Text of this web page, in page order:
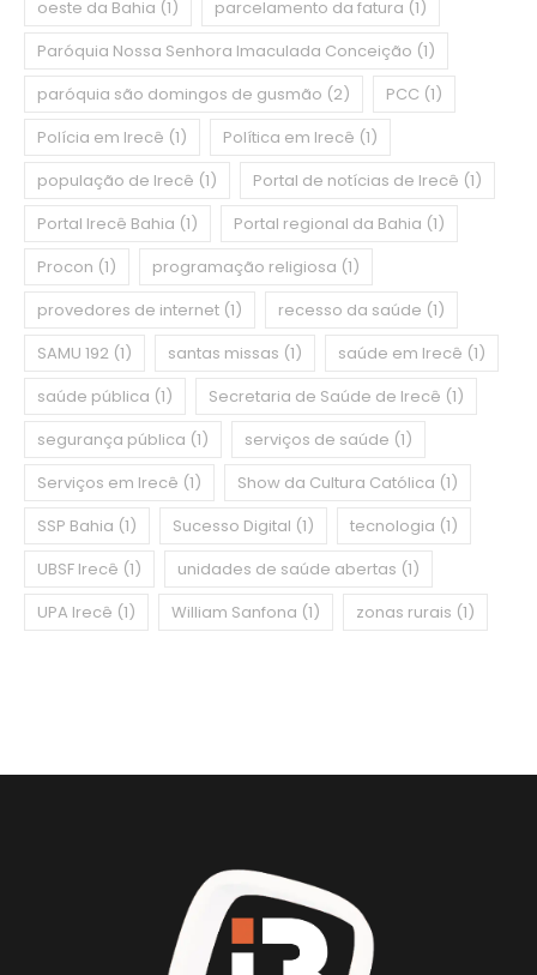
oeste da Bahia (1) parcelamento da fatura (1)
Paróquia Nossa Senhora Imaculada Conceição (1)
paróquia são domingos de gusmão (2) PCC (1)
Polícia em Irecê (1) Política em Irecê (1)
população de Irecê (1) Portal de notícias de Irecê (1)
Portal Irecê Bahia (1) Portal regional da Bahia (1)
Procon (1) programação religiosa (1)
provedores de internet (1) recesso da saúde (1)
SAMU 192 (1) santas missas (1) saúde em Irecê (1)
saúde pública (1) Secretaria de Saúde de Irecê (1)
segurança pública (1) serviços de saúde (1)
Serviços em Irecê (1) Show da Cultura Católica (1)
SSP Bahia (1) Sucesso Digital (1) tecnologia (1)
UBSF Irecê (1) unidades de saúde abertas (1)
UPA Irecê (1) William Sanfona (1) zonas rurais (1)